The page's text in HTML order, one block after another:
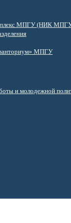
МПГУ (НИК
МПГУ
и молодежной